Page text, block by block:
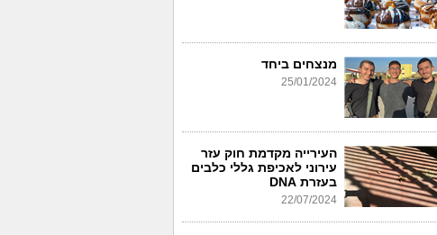
מנצחים ביחד
25/01/2024
העירייה מקדמת חוק עזר
עירוני לאכיפת גללי כלבים
בעזרת DNA
22/07/2024